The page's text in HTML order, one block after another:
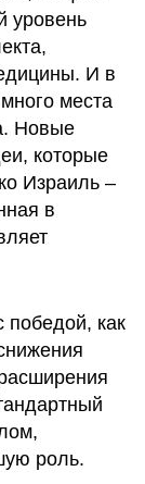
уровень
И в
места
Новые
которые
Израиль –
в
победой, как
роль.